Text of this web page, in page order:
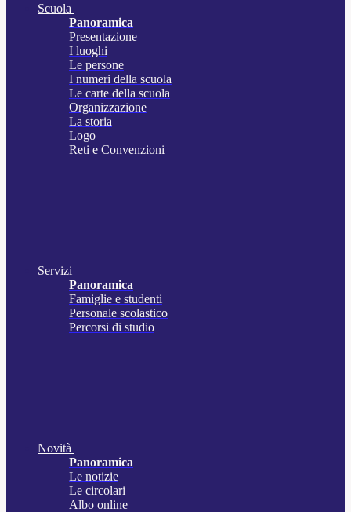
Scuola
Panoramica
Presentazione
I luoghi
Le persone
I numeri della scuola
Le carte della scuola
Organizzazione
La storia
Logo
Reti e Convenzioni
Servizi
Panoramica
Famiglie e studenti
Personale scolastico
Percorsi di studio
Novità
Panoramica
Le notizie
Le circolari
Albo online